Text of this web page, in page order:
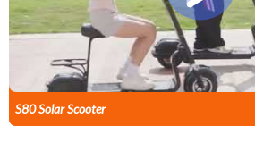
S80 Solar Scooter